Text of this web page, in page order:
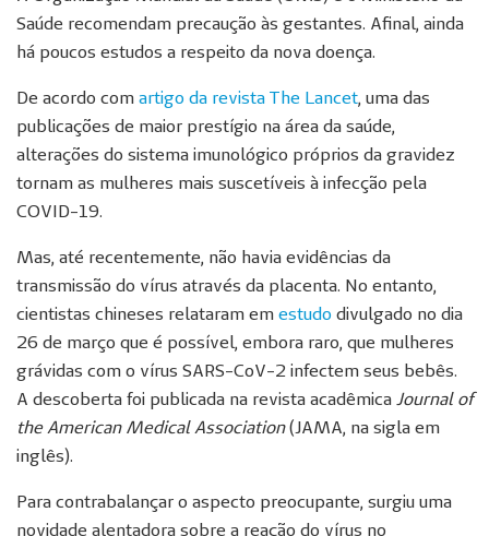
Saúde recomendam precaução às gestantes. Afinal, ainda
há poucos estudos a respeito da nova doença.
De acordo com artigo da revista The Lancet, uma das
publicações de maior prestígio na área da saúde,
alterações do sistema imunológico próprios da gravidez
tornam as mulheres mais suscetíveis à infecção pela
COVID-19.
Mas, até recentemente, não havia evidências da
transmissão do vírus através da placenta. No entanto,
cientistas chineses relataram em estudo divulgado no dia
26 de março que é possível, embora raro, que mulheres
grávidas com o vírus SARS-CoV-2 infectem seus bebês.
A descoberta foi publicada na revista acadêmica Journal of
the American Medical Association(JAMA, na sigla em
inglês).
Para contrabalançar o aspecto preocupante, surgiu uma
novidade alentadora sobre a reação do vírus no